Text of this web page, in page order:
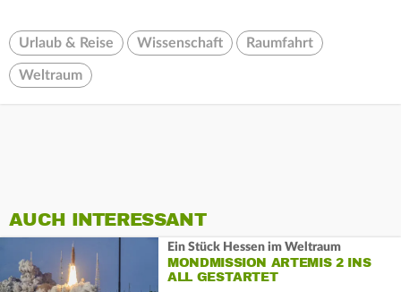
Urlaub & Reise Wissenschaft Raumfahrt
Weltraum
AUCH INTERESSANT
Ein Stück Hessen im Weltraum
MONDMISSION ARTEMIS 2 INS
ALL GESTARTET